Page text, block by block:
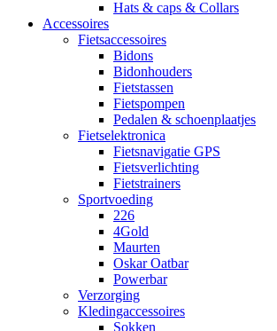
Hats & caps & Collars
Accessoires
Fietsaccessoires
Bidons
Bidonhouders
Fietstassen
Fietspompen
Pedalen & schoenplaatjes
Fietselektronica
Fietsnavigatie GPS
Fietsverlichting
Fietstrainers
Sportvoeding
226
4Gold
Maurten
Oskar Oatbar
Powerbar
Verzorging
Kledingaccessoires
Sokken